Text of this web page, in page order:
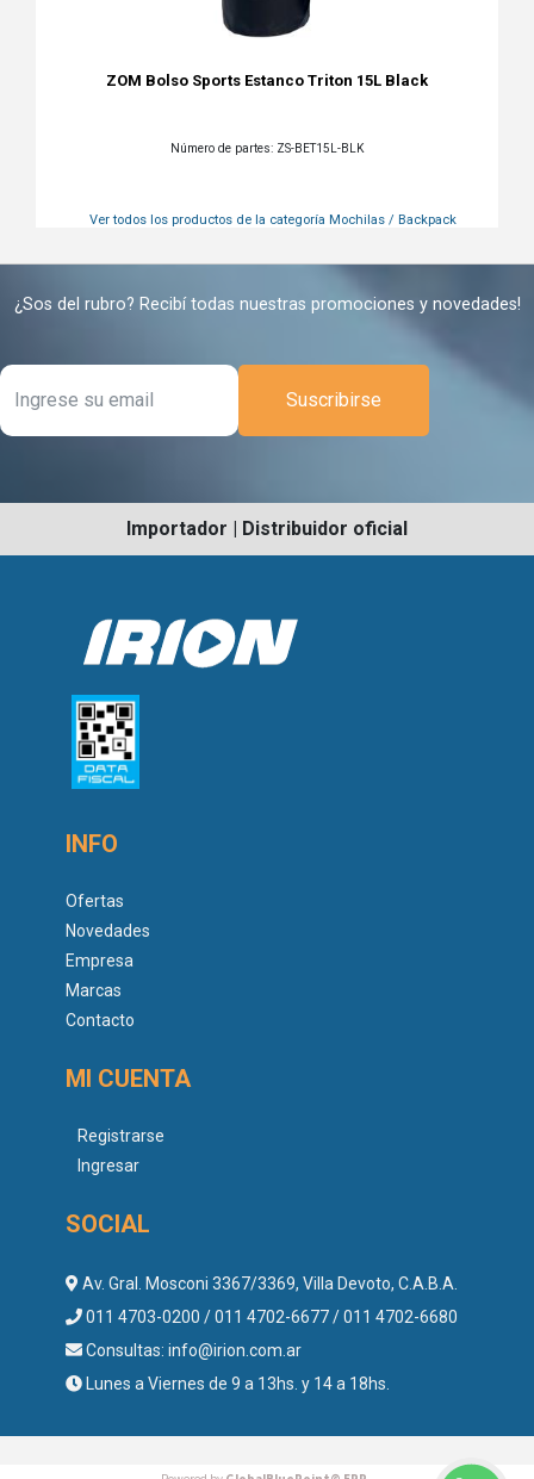
ZOM Bolso Sports Estanco Triton 15L Black
Número de partes: ZS-BET15L-BLK
Ver todos los productos de la categoría Mochilas / Backpack
¿Sos del rubro? Recibí todas nuestras promociones y novedades!
Suscribirse
Importador | Distribuidor oficial
INFO
Ofertas
Novedades
Empresa
Marcas
Contacto
MI CUENTA
Registrarse
Ingresar
SOCIAL
Av. Gral. Mosconi 3367/3369, Villa Devoto, C.A.B.A.
011 4703-0200 / 011 4702-6677 / 011 4702-6680
Consultas: info@irion.com.ar
Lunes a Viernes de 9 a 13hs. y 14 a 18hs.